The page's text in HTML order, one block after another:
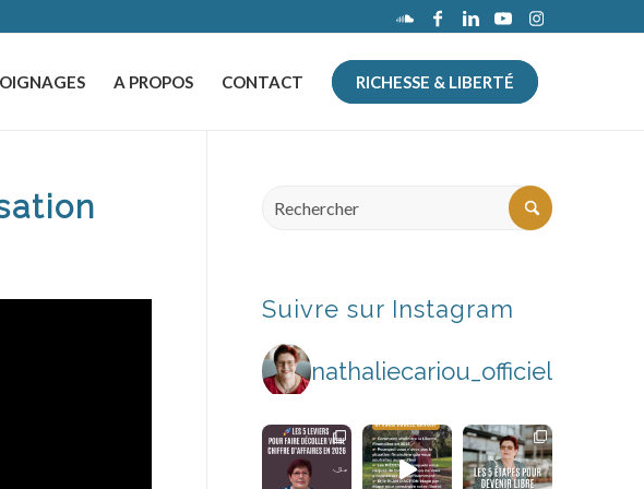
A PROPOS CONTACT RICHESSE & LIBERTÉ
Suivre sur Instagram
nathaliecariou_officiel